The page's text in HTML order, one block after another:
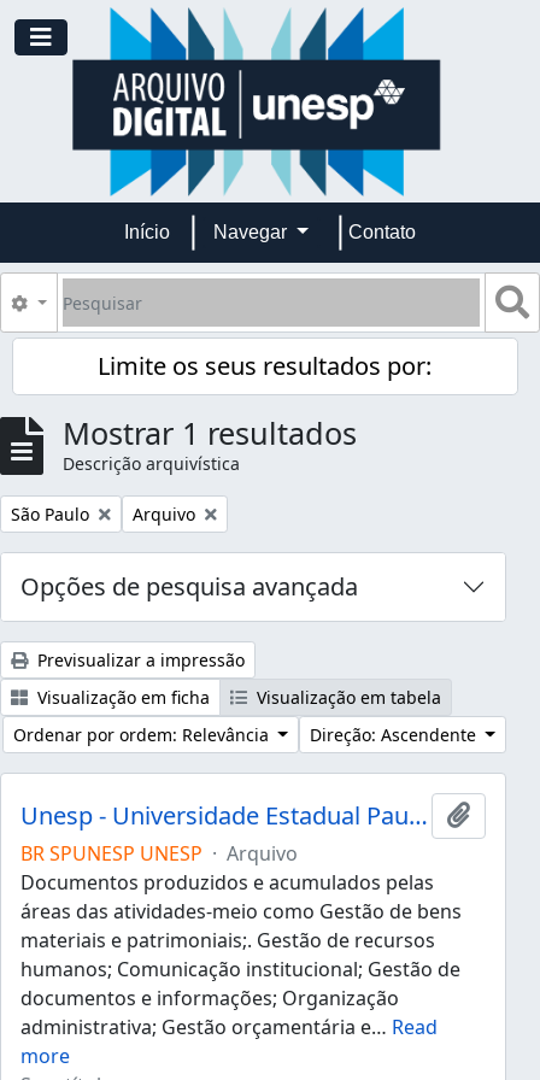
Skip to main content
Toggle navigation
Início Navegar Contato
Pesquisar
Opções de busca
Limite os seus resultados por:
Mostrar 1 resultados
Descrição arquivística
Remover filtro:
São Paulo Remover filtro:
Arquivo
Opções de pesquisa avançada
Previsualizar a impressão
Visualização em ficha
Visualização em tabela
Ordenar por ordem: Relevância
Direção: Ascendente
Unesp - Universidade Estadual Paulista "Júlio de Mesquita Filho"
BR SPUNESP UNESP · Arquivo
Documentos produzidos e acumulados pelas
áreas das atividades-meio como Gestão de bens
materiais e patrimoniais;. Gestão de recursos
humanos; Comunicação institucional; Gestão de
documentos e informações; Organização
administrativa; Gestão orçamentária e… Read
more